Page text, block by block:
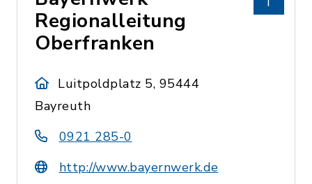
Regionalleitung
Oberfranken
Luitpoldplatz 5, 95444
Bayreuth
0921 285-0
http://www.bayernwerk.de